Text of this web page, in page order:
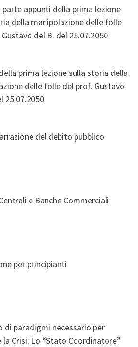
parte appunti della prima lezione
della manipolazione delle folle
del B. del 25.07.2050
prima lezione sulla storia della
delle folle del prof. Gustavo
25.07.2050
del debito pubblico
e Banche Commerciali
per principianti
di paradigmi necessario per
la Crisi: Lo “Stato Coordinatore”